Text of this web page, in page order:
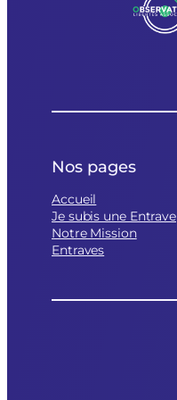
Nos pages
Accueil
Je subis une Entrave
Notre Mission
Entraves